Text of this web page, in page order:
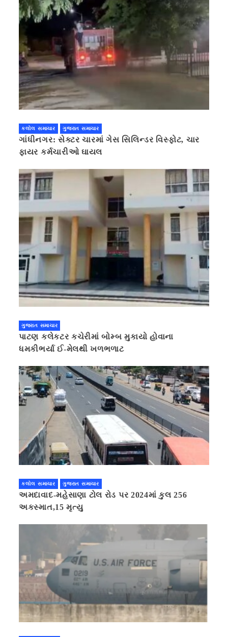
કલોલ સમાચાર ગુજરાત સમાચાર
ગાંધીનગર: સેક્ટર ચારમાં ગેસ સિલિન્ડર વિસ્ફોટ, ચાર
ફાયર કર્મચારીઓ ઘાયલ
ગુજરાત સમાચાર
પાટણ કલેકટર કચેરીમાં બોમ્બ મુકાયો હોવાના
ધમકીભર્યા ઈ-મેલથી ખળભળાટ
કલોલ સમાચાર ગુજરાત સમાચાર
અમદાવાદ-મહેસાણા ટોલ રોડ પર 2024માં કુલ 256
અકસ્માત,15 મૃત્યુ